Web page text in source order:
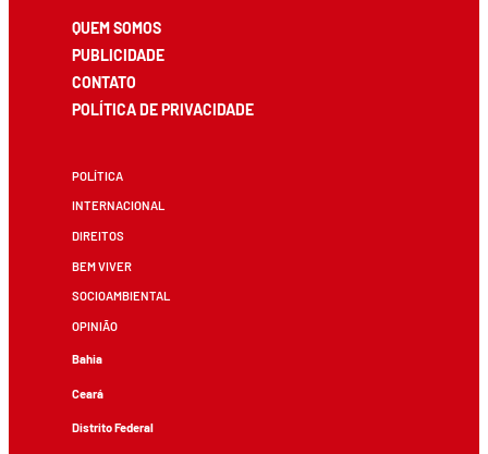
QUEM SOMOS
PUBLICIDADE
CONTATO
POLÍTICA DE PRIVACIDADE
POLÍTICA
INTERNACIONAL
DIREITOS
BEM VIVER
SOCIOAMBIENTAL
OPINIÃO
Bahia
Ceará
Distrito Federal